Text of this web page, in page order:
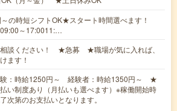
の時短シフトOK★スタート時間選べます！
～17:0011:…
談ください！ ★急募 ★職場が気に入れば、
ます！
験：時給1250円～ 経験者：時給1350円～ ★
い制度あり（月払いも選べます）※稼働開始時
次第のお支払いとなります。